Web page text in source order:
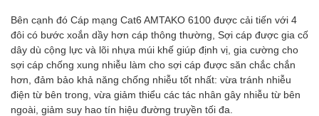
Bên cạnh đó Cáp mạng Cat6 AMTAKO 6100 được cải tiến với 4
đôi có bước xoắn dầy hơn cáp thông thường, Sợi cáp được gia cố
dây dù cộng lực và lõi nhựa múi khế giúp định vị, gia cường cho
sợi cáp chống xung nhiễu làm cho sợi cáp được săn chắc chắn
hơn, đảm bảo khả năng chống nhiễu tốt nhất: vừa tránh nhiễu
điện từ bên trong, vừa giảm thiểu các tác nhân gây nhiễu từ bên
ngoài, giảm suy hao tín hiệu đường truyền tối đa.